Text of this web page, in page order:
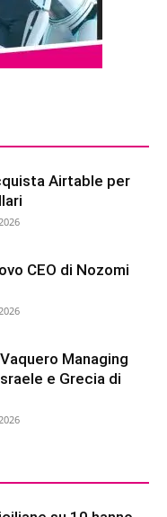
Airtable per
CEO di Nozomi
Managing
e Grecia di